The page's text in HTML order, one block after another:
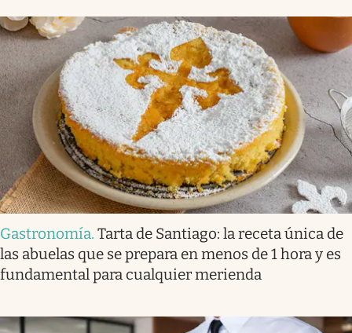
Gastronomía. Tarta de Santiago: la receta única de
las abuelas que se prepara en menos de 1 hora y es
fundamental para cualquier merienda